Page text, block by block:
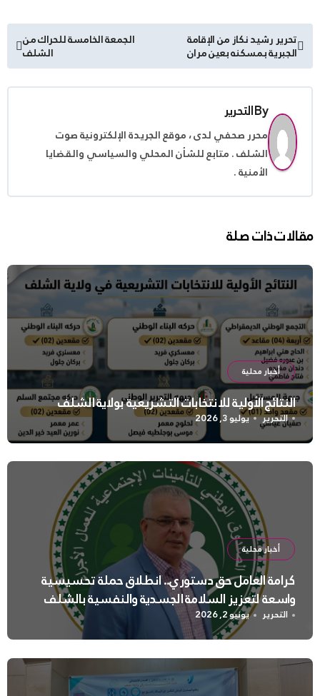
تصفّح
المقالات
تحرير رشيد نكاز من الإقامة
الجبرية بمسكنه بعين مران
الجمعة الخامسة للحراك من
الشلف
Byالتحرير
محرر صحفي لدى ، موقع الجريدة الإلكترونية صوت
الشلف . متابع للشأن المحلي والسياسي والقضايا
الأمنية .
مقالات ذات صلة
أخبار محلية
النتائج الأولية للانتخابات التشريعية بولاية الشلف
التحرير يوليو 3, 2026
أخبار محلية
كرامة العامل حق دستوري.. انطلاق حملة تحسيسية
واسعة لتعزيز السلامة الجسدية والنفسية بالشلف
التحرير يونيو 2, 2026